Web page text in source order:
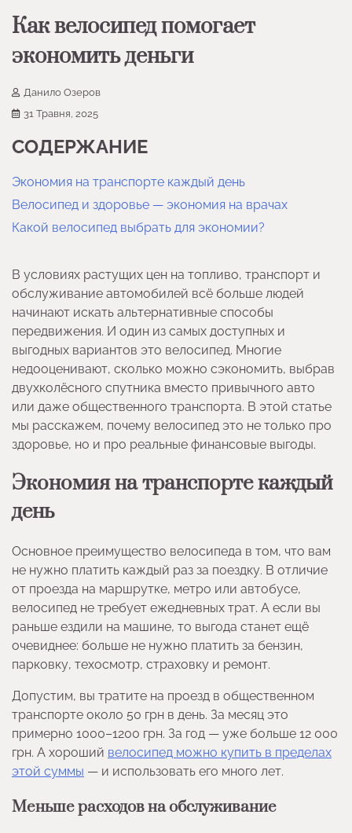
Как велосипед помогает
экономить деньги
Данило Озеров
31 Травня, 2025
СОДЕРЖАНИЕ
Экономия на транспорте каждый день
Велосипед и здоровье — экономия на врачах
Какой велосипед выбрать для экономии?
В условиях растущих цен на топливо, транспорт и
обслуживание автомобилей всё больше людей
начинают искать альтернативные способы
передвижения. И один из самых доступных и
выгодных вариантов это велосипед. Многие
недооценивают, сколько можно сэкономить, выбрав
двухколёсного спутника вместо привычного авто
или даже общественного транспорта. В этой статье
мы расскажем, почему велосипед это не только про
здоровье, но и про реальные финансовые выгоды.
Экономия на транспорте каждый
день
Основное преимущество велосипеда в том, что вам
не нужно платить каждый раз за поездку. В отличие
от проезда на маршрутке, метро или автобусе,
велосипед не требует ежедневных трат. А если вы
раньше ездили на машине, то выгода станет ещё
очевиднее: больше не нужно платить за бензин,
парковку, техосмотр, страховку и ремонт.
Допустим, вы тратите на проезд в общественном
транспорте около 50 грн в день. За месяц это
примерно 1000–1200 грн. За год — уже больше 12 000
грн. А хороший велосипед можно купить в пределах
этой суммы — и использовать его много лет.
Меньше расходов на обслуживание